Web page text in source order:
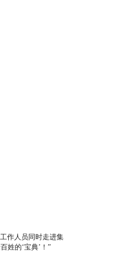
作人员同时走进集
姓的‘宝典’！”